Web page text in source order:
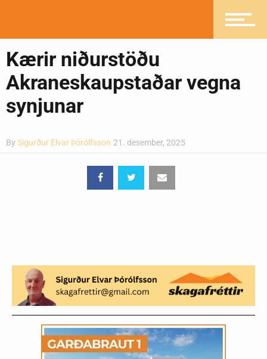
Ljósmyndasafn
Kærir niðurstöðu
Akraneskaupstaðar vegna
synjunar
By Sigurður Elvar Þórólfsson 21. desember, 2025